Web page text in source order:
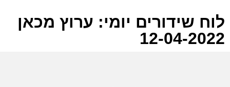
לוח שידורים יומי: ערוץ מכאן
12-04-2022